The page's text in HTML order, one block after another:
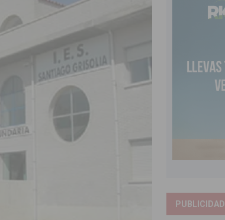
ROJALES
y San Miguel
ORIHUELA
alicantinos, entre
Miguel de Salinas
de las Fiestas
PUBLICIDAD